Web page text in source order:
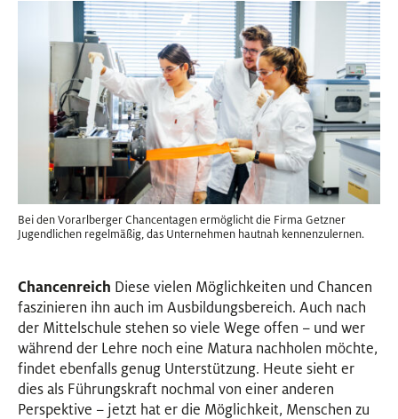
Bei den Vorarlberger Chancentagen ermöglicht die Firma Getzner
Jugendlichen regelmäßig, das Unternehmen hautnah kennenzulernen.
Chancenreich Diese vielen Möglichkeiten und Chancen
faszinieren ihn auch im Ausbildungsbereich. Auch nach
der Mittelschule stehen so viele Wege offen – und wer
während der Lehre noch eine Matura nachholen möchte,
findet ebenfalls genug Unterstützung. Heute sieht er
dies als Führungskraft nochmal von einer anderen
Perspektive – jetzt hat er die Möglichkeit, Menschen zu